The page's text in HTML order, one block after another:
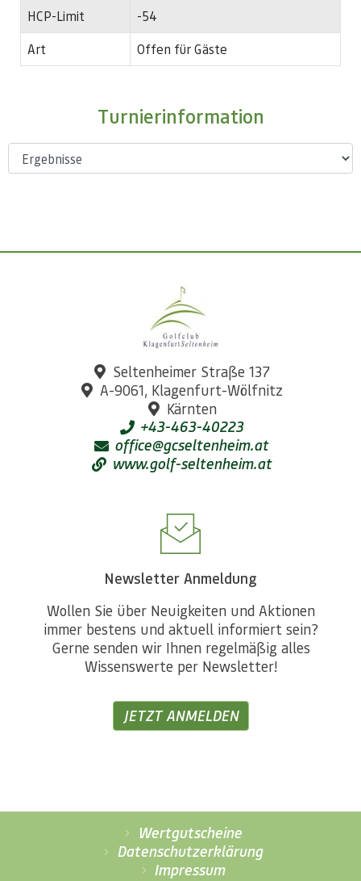
HCP-Limit
-54
Art
Offen für Gäste
Turnierinformation
Seltenheimer Straße 137
A-9061, Klagenfurt-Wölfnitz
Kärnten
+43-463-40223
office@gcseltenheim.at
www.golf-seltenheim.at
Newsletter Anmeldung
Wollen Sie über Neuigkeiten und Aktionen
immer bestens und aktuell informiert sein?
Gerne senden wir Ihnen regelmäßig alles
Wissenswerte per Newsletter!
JETZT ANMELDEN
Wertgutscheine
Datenschutzerklärung
Impressum